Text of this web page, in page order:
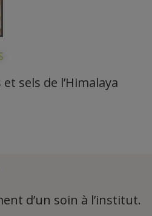
sels de l’Himalaya
d’un soin à l’institut.